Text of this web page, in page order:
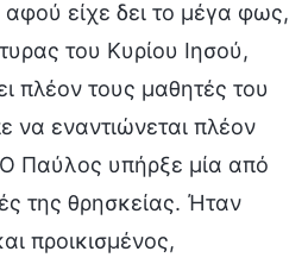
αφού είχε δει το μέγα φως,
του Κυρίου Ιησού,
πλέον τους μαθητές του
να εναντιώνεται πλέον
Παύλος υπήρξε μία από
της θρησκείας. Ήταν
προικισμένος,